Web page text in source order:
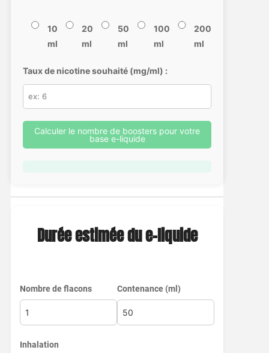
10
ml
20
ml
50
ml
100
ml
200
ml
Taux de nicotine souhaité (mg/ml) :
Calculer le nombre de boosters pour votre
base e-liquide
Durée estimée du e-liquide
Nombre de flacons Contenance (ml)
Inhalation